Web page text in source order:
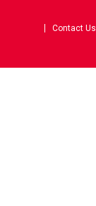
Contact Us